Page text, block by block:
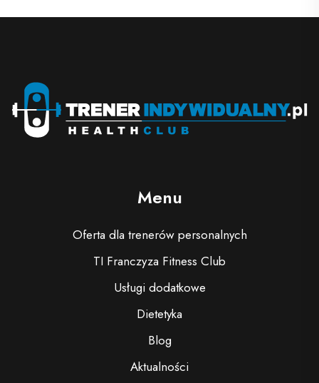
Menu
Oferta dla trenerów personalnych
TI Franczyza Fitness Club
Usługi dodatkowe
Dietetyka
Blog
Aktualności